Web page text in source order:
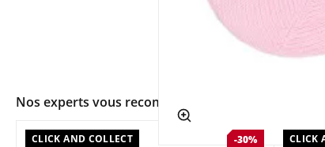
Nos experts vous recommandent
CLICK AND COLLECT -30% CLICK